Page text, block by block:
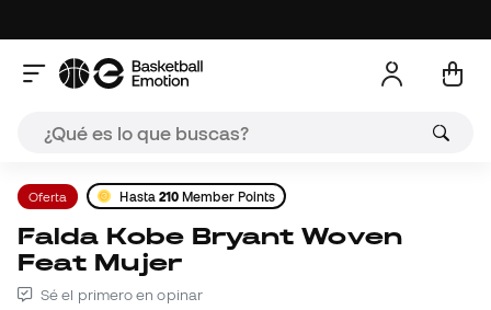
Oferta Hasta 210 Member Points
Falda Kobe Bryant Woven
Feat Mujer
Sé el primero en opinar